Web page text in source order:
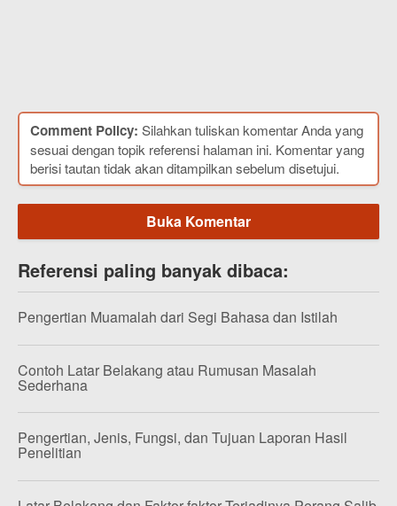
Comment Policy: Silahkan tuliskan komentar Anda yang
sesuai dengan topik referensi halaman ini. Komentar yang
berisi tautan tidak akan ditampilkan sebelum disetujui.
Buka Komentar
Referensi paling banyak dibaca:
Pengertian Muamalah dari Segi Bahasa dan Istilah
Contoh Latar Belakang atau Rumusan Masalah
Sederhana
Pengertian, Jenis, Fungsi, dan Tujuan Laporan Hasil
Penelitian